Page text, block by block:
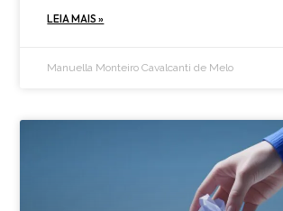
LEIA MAIS »
Manuella Monteiro Cavalcanti de Melo